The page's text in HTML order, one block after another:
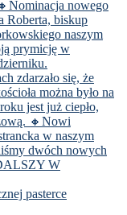
pasterce